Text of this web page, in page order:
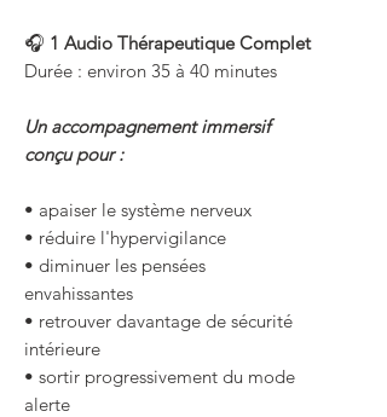
🎧 1 Audio Thérapeutique Complet
Durée : environ 35 à 40 minutes
Un accompagnement immersif
conçu pour :
• apaiser le système nerveux
• réduire l'hypervigilance
• diminuer les pensées
envahissantes
• retrouver davantage de sécurité
intérieure
• sortir progressivement du mode
alerte